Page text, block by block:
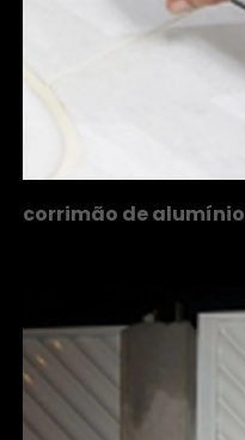
corrimão de alumínio